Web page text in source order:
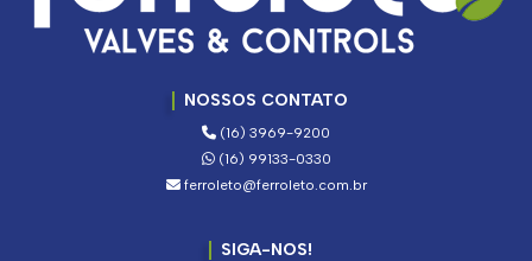
NOSSOS CONTATO
(16) 3969-9200
(16) 99133-0330
ferroleto@ferroleto.com.br
SIGA-NOS!